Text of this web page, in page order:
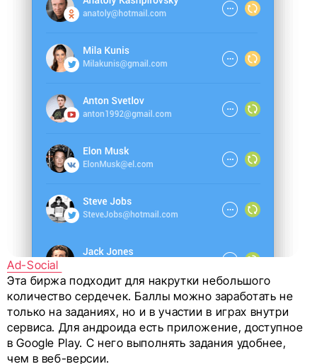
Ad-Social
Эта биржа подходит для накрутки небольшого
количество сердечек. Баллы можно заработать не
только на заданиях, но и в участии в играх внутри
сервиса. Для андроида есть приложение, доступное
в Google Play. С него выполнять задания удобнее,
чем в веб-версии.